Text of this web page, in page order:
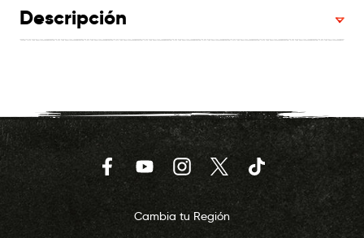
Descripción
FacebookYouTubeInstagram
Twitter TikTok
Cambia tu Región